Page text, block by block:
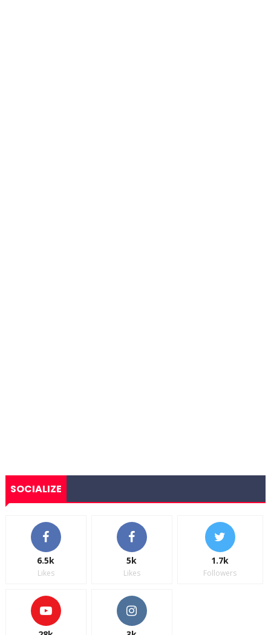
SOCIALIZE
6.5k
Likes
5k
Likes
1.7k
Followers